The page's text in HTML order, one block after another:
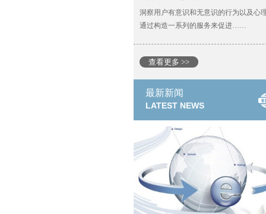
洞察用户有意识和无意识的行为以及心
通过构造一系列的服务来促进……
查看更多 >>
最新新闻
LATEST NEWS